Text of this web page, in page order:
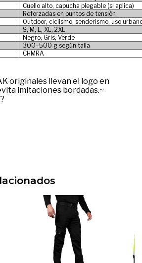
Cuello alto, capucha plegable (si aplica)
Reforzadas en puntos de tensión
Outdoor, ciclismo, senderismo, uso
S, M, L, XL, 2XL
Negro, Gris, Verde
300–500 g según talla
CHMRA
originales llevan el logo en
imitaciones bordadas.~